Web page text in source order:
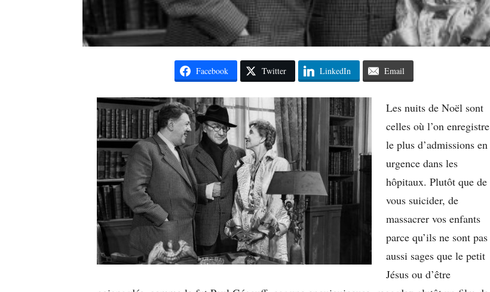
Facebook Twitter LinkedIn Email
Les nuits de Noël sont
celles où l’on enregistre
le plus d’admissions en
urgence dans les
hôpitaux. Plutôt que de
vous suicider, de
massacrer vos enfants
parce qu’ils ne sont pas
aussi sages que le petit
Jésus ou d’être